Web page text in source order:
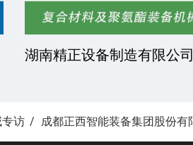
湖南精正设备制造有限公司
访 成都正西智能装备集团股份有